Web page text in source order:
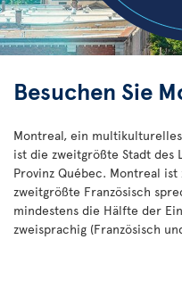
Besuchen Sie
Montreal, ein
ist die zweitgrößte Stadt des
Provinz Québec. Montreal
zweitgrößte Französisch
mindestens die Hälfte der
zweisprachig (Französisch